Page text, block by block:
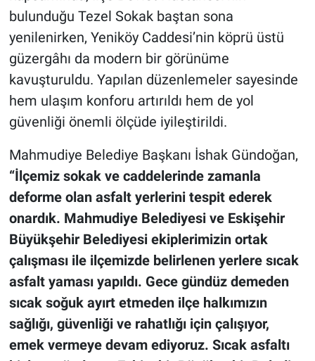
bulunduğu Tezel Sokak baştan sona
yenilenirken, Yeniköy Caddesi’nin köprü üstü
güzergâhı da modern bir görünüme
kavuşturuldu. Yapılan düzenlemeler sayesinde
hem ulaşım konforu artırıldı hem de yol
güvenliği önemli ölçüde iyileştirildi.
Mahmudiye Belediye Başkanı İshak Gündoğan,
“İlçemiz sokak ve caddelerinde zamanla
deforme olan asfalt yerlerini tespit ederek
onardık. Mahmudiye Belediyesi ve Eskişehir
Büyükşehir Belediyesi ekiplerimizin ortak
çalışması ile ilçemizde belirlenen yerlere sıcak
asfalt yaması yapıldı. Gece gündüz demeden
sıcak soğuk ayırt etmeden ilçe halkımızın
sağlığı, güvenliği ve rahatlığı için çalışıyor,
emek vermeye devam ediyoruz. Sıcak asfaltı